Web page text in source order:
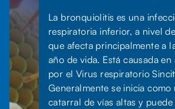
La bronquiolitis es una
respiratoria inferior, a nivel
que afecta principalmente a
año de vida. Está causada en
por el Virus respiratorio
Generalmente se inicia
catarral de vías altas y